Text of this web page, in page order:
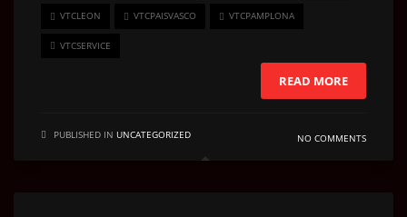
VTCLEON VTCPAISVASCO VTCPAMPLONA
VTCSERVICE
READ MORE
PUBLISHED IN UNCATEGORIZED NO COMMENTS